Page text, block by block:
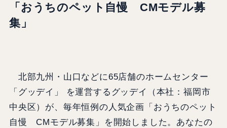
「おうちのペット自慢 CMモデル募
集」
北部九州・山口などに65店舗のホームセンター
「グッデイ」 を運営するグッデイ（本社：福岡市
中央区）が、毎年恒例の人気企画「おうちのペット
自慢 CMモデル募集」を開始しました。あなたの